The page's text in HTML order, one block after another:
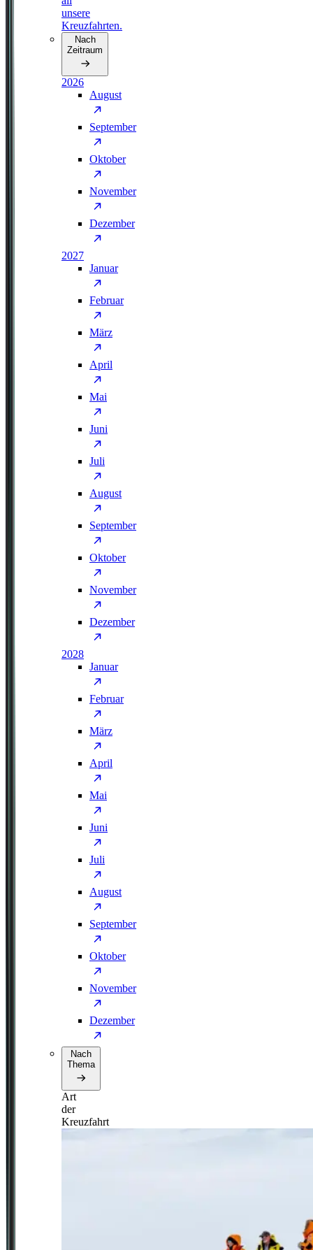
unsere
Kreuzfahrten.
Nach
Zeitraum
2026
August
September
Oktober
November
Dezember
2027
Januar
Februar
März
April
Mai
Juni
Juli
August
September
Oktober
November
Dezember
2028
Januar
Februar
März
April
Mai
Juni
Juli
August
September
Oktober
November
Dezember
Nach
Thema
Art
der
Kreuzfahrt